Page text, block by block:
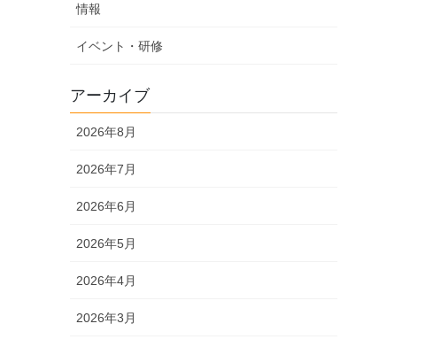
情報
イベント・研修
アーカイブ
2026年8月
2026年7月
2026年6月
2026年5月
2026年4月
2026年3月